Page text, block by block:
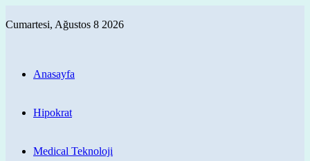
Cumartesi, Ağustos 8 2026
Anasayfa
Hipokrat
Medical Teknoloji